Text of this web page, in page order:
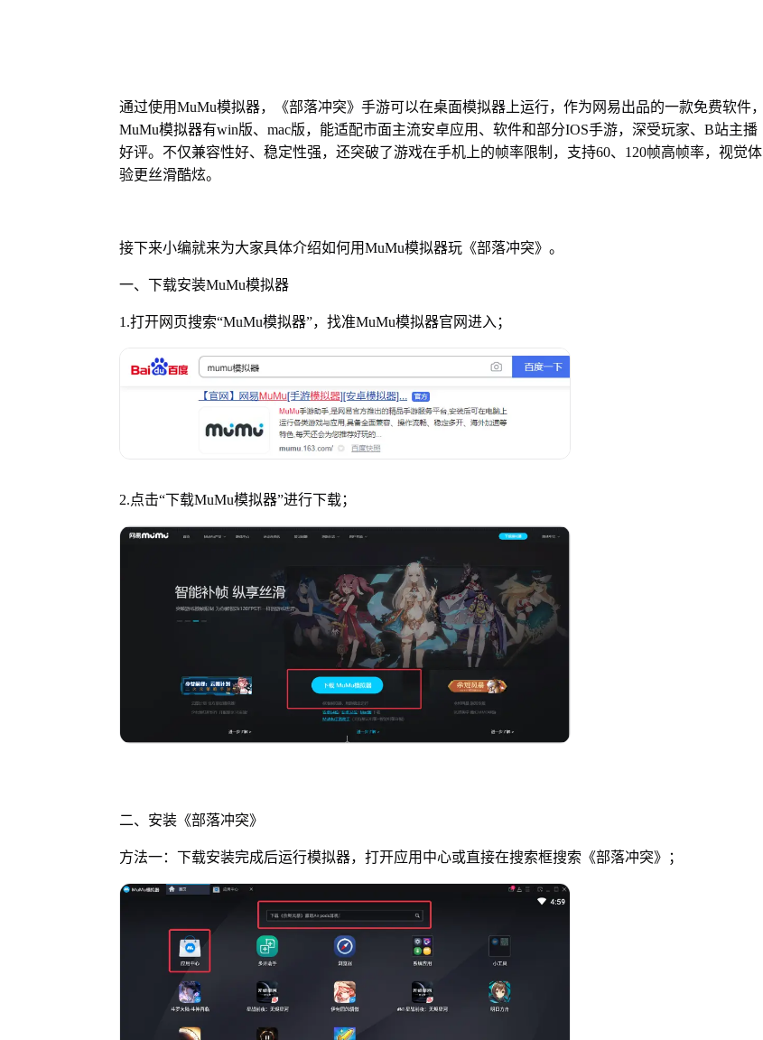
通过使用MuMu模拟器，《部落冲突》手游可以在桌面模拟器上运行，作为网易出品的一款免费软件，
MuMu模拟器有win版、mac版，能适配市面主流安卓应用、软件和部分IOS手游，深受玩家、B站主播
好评。不仅兼容性好、稳定性强，还突破了游戏在手机上的帧率限制，支持60、120帧高帧率，视觉体
验更丝滑酷炫。
接下来小编就来为大家具体介绍如何用MuMu模拟器玩《部落冲突》。
一、下载安装MuMu模拟器
1.打开网页搜索“MuMu模拟器”，找准MuMu模拟器官网进入；
2.点击“下载MuMu模拟器”进行下载；
二、安装《部落冲突》
方法一：下载安装完成后运行模拟器，打开应用中心或直接在搜索框搜索《部落冲突》；